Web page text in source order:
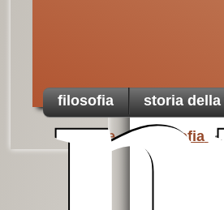
filosofia storia
Home Filosofia